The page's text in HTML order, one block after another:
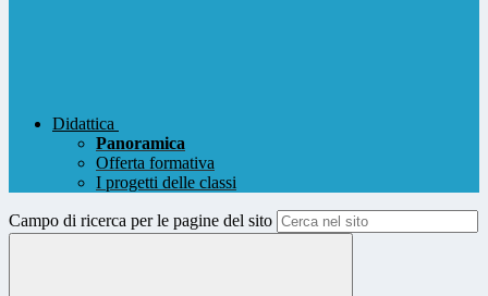
Didattica
Panoramica
Offerta formativa
I progetti delle classi
Campo di ricerca per le pagine del sito